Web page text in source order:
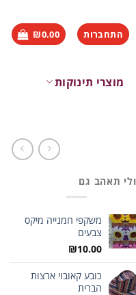
התחברות ₪0.00
מוצרי תינוקות
תאהב גם
משקפי חמנייה מיקס
צבעים
₪10.00
כובע קאובוי ארצות
הברית